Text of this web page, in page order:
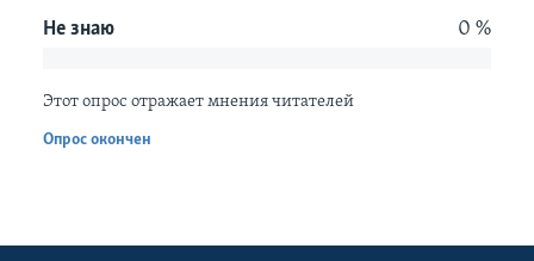
Learning English
СОЦИАЛЬНЫЕ СЕТИ
Не знаю 0 %
Этот опрос отражает мнения читателей
Опрос окончен